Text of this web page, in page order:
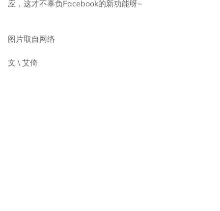
应，这才不辜负Facebook的新功能呀~
图片取自网络
文 \ 艾倚